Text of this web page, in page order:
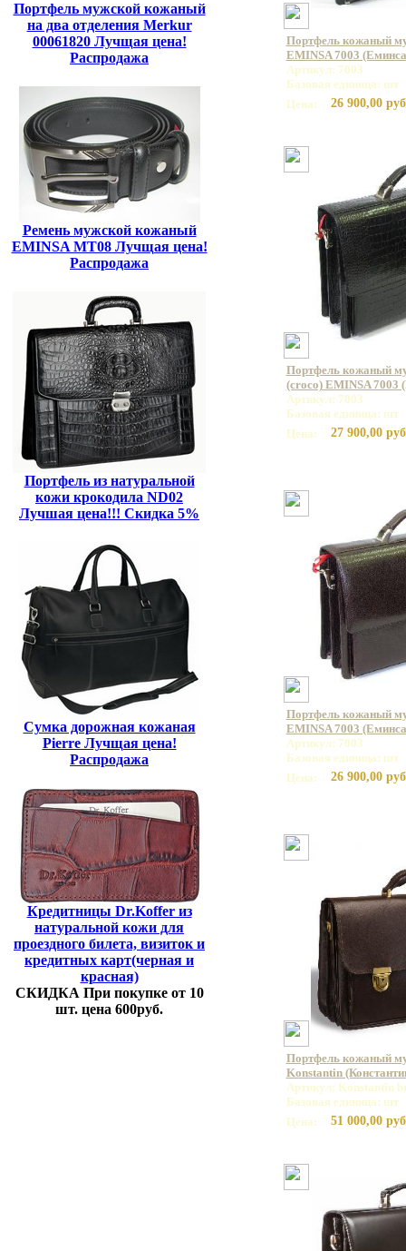
Портфель мужской кожаный
на два отделения Merkur
00061820 Лучщая цена!
Распродажа
Ремень мужской кожаный
EMINSA MT08 Лучщая цена!
Распродажа
Портфель из натуральной
кожи крокодила ND02
Лучшая цена!!! Скидка 5%
Сумка дорожная кожаная
Pierre Лучщая цена!
Распродажа
Кредитницы Dr.Koffer из
натуральной кожи для
проездного билета, визиток и
кредитных карт(черная и
красная)
СКИДКА При покупке от 10
шт. цена 600руб.
Портфель кожаный
EMINSA 7003
Артикул: 7003
Базовая единица: шт
Цена:
26 900,00
Портфель кожаный
(croco) EMINSA 7003
Артикул: 7003
Базовая единица: шт
Цена:
27 900,00
Портфель кожаный
EMINSA 7003
Артикул: 7003
Базовая единица: шт
Цена:
26 900,00
Портфель кожаный
Konstantin
Артикул: Konstantin
Базовая единица: шт
Цена:
51 000,00